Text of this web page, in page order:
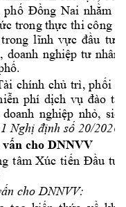
phố Đồng Nai nhằm
trong thực thi công
trong lĩnh vực đầu tư,
doanh nghiệp tư nhân,
.
ài chính chủ trì, phối
phí dịch vụ đào
doanh nghiệp nhỏ,
Nghị định số 20/
cho DNNVV
tâm Xúc tiến Đầu tư,
cho DNNVV: